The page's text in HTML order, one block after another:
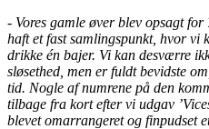
- Vores gamle øver blev opsagt
haft et fast samlingspunkt, hvor vi
drikke én bajer. Vi kan desværre
sløsethed, men er fuldt bevidste
tid. Nogle af numrene på den
tilbage fra kort efter vi udgav
blevet omarrangeret og finpudset